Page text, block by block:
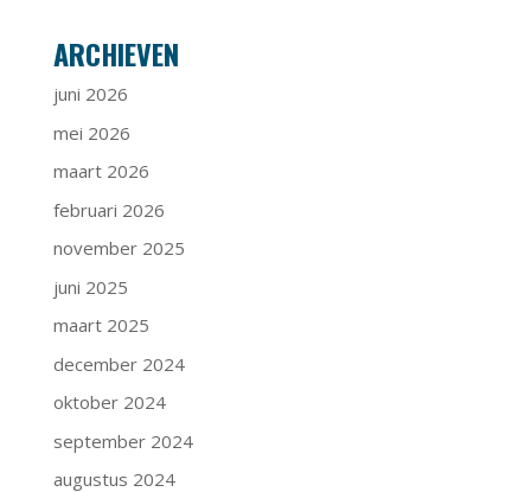
ARCHIEVEN
juni 2026
mei 2026
maart 2026
februari 2026
november 2025
juni 2025
maart 2025
december 2024
oktober 2024
september 2024
augustus 2024